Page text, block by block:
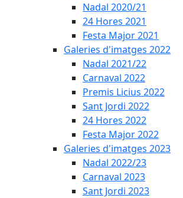
Nadal 2020/21
24 Hores 2021
Festa Major 2021
Galeries d'imatges 2022
Nadal 2021/22
Carnaval 2022
Premis Licius 2022
Sant Jordi 2022
24 Hores 2022
Festa Major 2022
Galeries d'imatges 2023
Nadal 2022/23
Carnaval 2023
Sant Jordi 2023